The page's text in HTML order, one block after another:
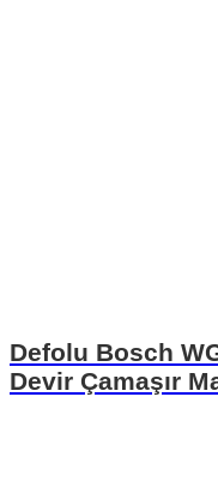
Defolu Bosch
Devir Çamaşır